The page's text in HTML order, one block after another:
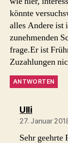
könnte
alles Andere ist
zunehmenden
frage.Er ist
Zuzahlungen
ANTWORTEN
Ullisagt:
27. Januar
Sehr geehrte